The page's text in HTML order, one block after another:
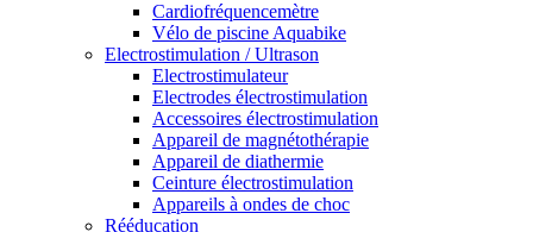
Cardiofréquencemètre
Vélo de piscine Aquabike
Electrostimulation / Ultrason
Electrostimulateur
Electrodes électrostimulation
Accessoires électrostimulation
Appareil de magnétothérapie
Appareil de diathermie
Ceinture électrostimulation
Appareils à ondes de choc
Rééducation